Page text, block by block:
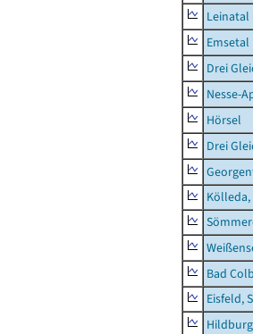
Leinatal
Emsetal
Drei
Nesse-
Hörsel
Drei
Bad
Eisfeld,